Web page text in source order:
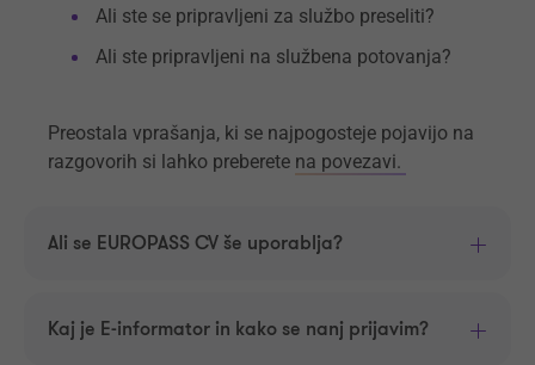
Ali ste se pripravljeni za službo preseliti?
Ali ste pripravljeni na službena potovanja?
Preostala vprašanja, ki se najpogosteje pojavijo na
razgovorih si lahko preberete na povezavi.
Ali se EUROPASS CV še uporablja?
Kaj je E-informator in kako se nanj prijavim?